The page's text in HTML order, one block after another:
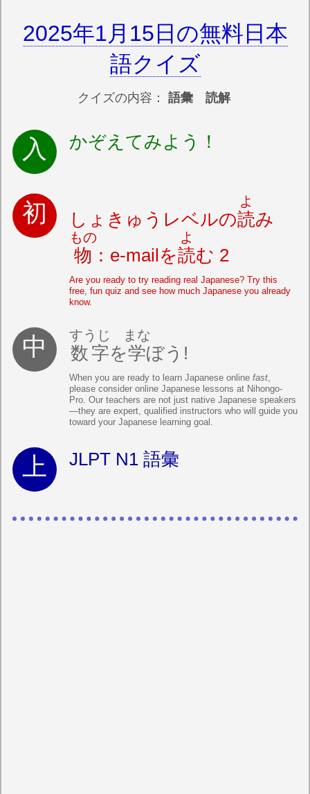
2025年1月15日の無料日本
語クイズ
クイズの内容： 語彙 読解
かぞえてみよう！
しょきゅうレベルの読
よ
み
物
もの
：e-mailを読
よ
む 2
Are you ready to try reading real Japanese? Try this
free, fun quiz and see how much Japanese you already
know.
数字
すうじ
を学
まな
ぼう!
When you are ready to learn Japanese online fast,
please consider online Japanese lessons at Nihongo-
Pro. Our teachers are not just native Japanese speakers
—they are expert, qualified instructors who will guide you
toward your Japanese learning goal.
JLPT N1 語彙